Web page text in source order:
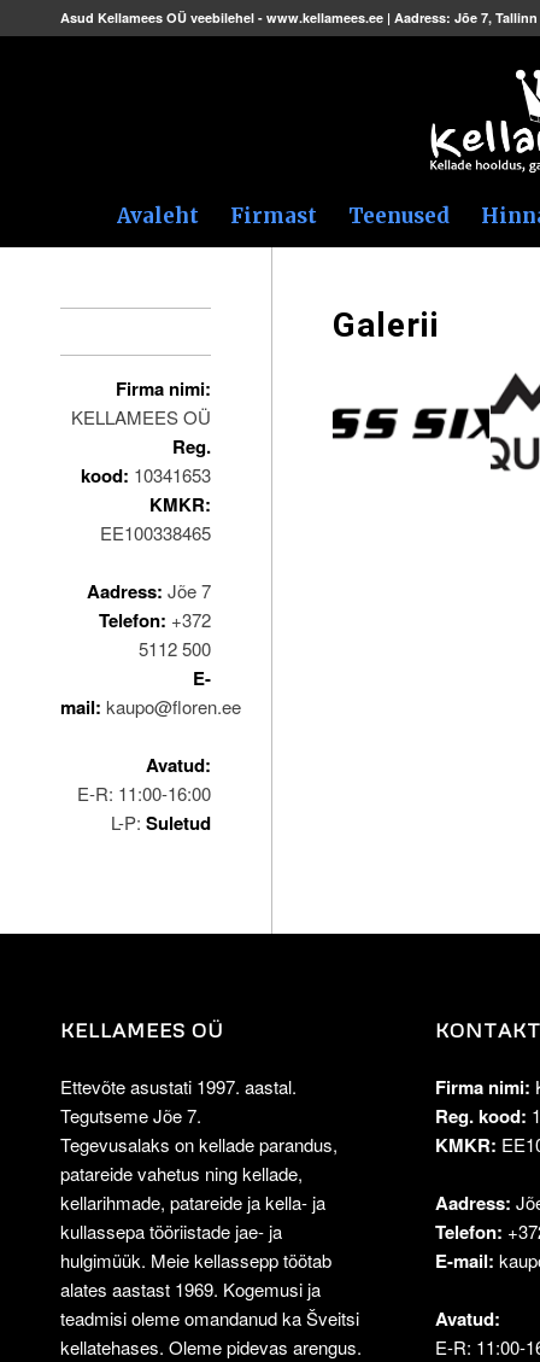
Asud Kellamees OÜ veebilehel - www.kellamees.ee | Aadress: Jõe 7,
Avaleht Firmast Teenused
Galerii
Firma nimi:
KELLAMEES OÜ
Reg.
kood: 10341653
KMKR:
EE100338465
Aadress: Jõe 7
Telefon: +372
5112 500
E-
mail: kaupo@floren.ee
Avatud:
E-R: 11:00-16:00
L-P: Suletud
KELLAMEES OÜ
Ettevõte asustati 1997. aastal.
Tegutseme Jõe 7.
Tegevusalaks on kellade parandus,
patareide vahetus ning kellade,
kellarihmade, patareide ja kella- ja
kullassepa tööriistade jae- ja
hulgimüük. Meie kellassepp töötab
alates aastast 1969. Kogemusi ja
teadmisi oleme omandanud ka Šveitsi
kellatehases. Oleme pidevas arengus.
Firma nimi:
Reg. kood:
KMKR:
Aadress:
Telefon:
E-mail:
Avatud:
E-R: 11:00-